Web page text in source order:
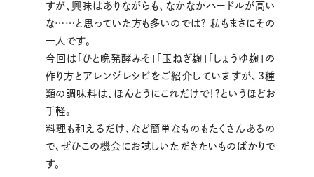
すが、興味はありながらも、なかなかハードルが高い
な……と思っていた方も多いのでは？ 私もまさにその
一人です。
今回は「ひと晩発酵みそ」「玉ねぎ麹」「しょうゆ麹」の
作り方とアレンジレシピをご紹介していますが、3種
類の調味料は、ほんとうにこれだけで！？というほどお
手軽。
料理も和えるだけ、など簡単なものもたくさんあるの
で、ぜひこの機会にお試しいただきたいものばかりで
す。